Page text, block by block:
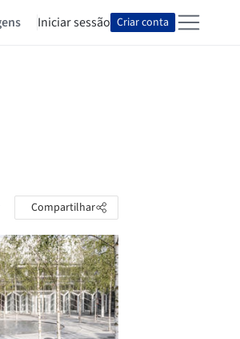
Iniciar sessão Criar conta
Compartilhar